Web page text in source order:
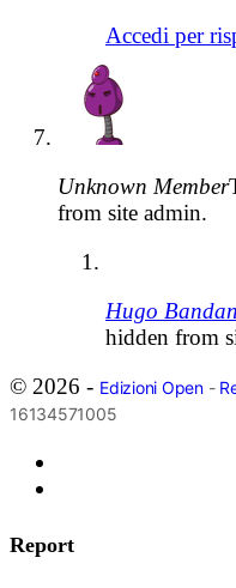
Accedi per
Unknown Member
from site admin.
Hugo
hidden from
© 2026 - Edizioni Open-
16134571005
Report